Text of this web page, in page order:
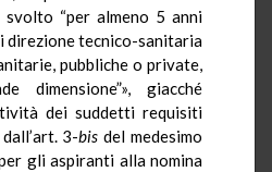
svolto “per almeno 5 anni
tecnico-sanitaria
pubbliche o private,
dimensione”», giacché
dei suddetti requisiti
3-bis del medesimo
gli aspiranti alla nomina